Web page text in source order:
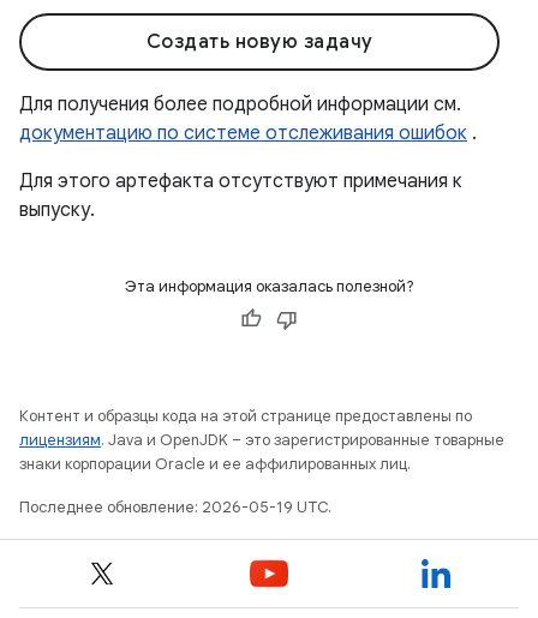
Создать новую задачу
Для получения более подробной информации см.
документацию по системе отслеживания ошибок .
Для этого артефакта отсутствуют примечания к
выпуску.
Эта информация оказалась полезной?
Контент и образцы кода на этой странице предоставлены по
лицензиям. Java и OpenJDK – это зарегистрированные товарные
знаки корпорации Oracle и ее аффилированных лиц.
Последнее обновление: 2026-05-19 UTC.